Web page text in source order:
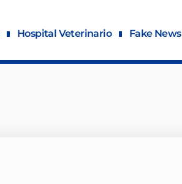
Hospital Veterinario Fake News